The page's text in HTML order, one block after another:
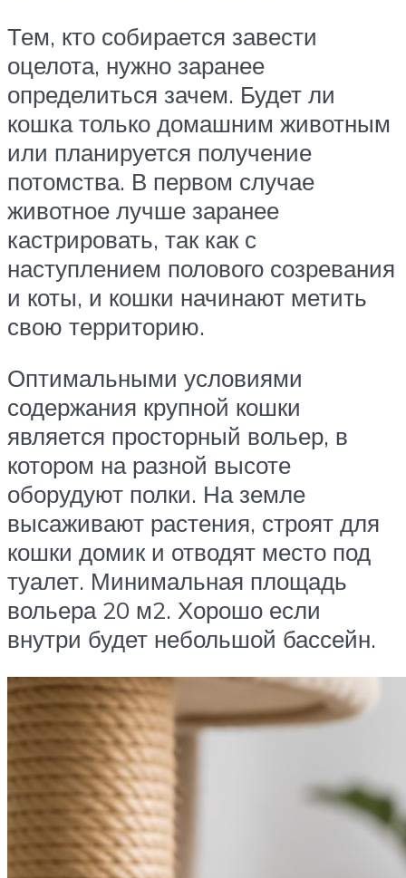
Тем, кто собирается завести
оцелота, нужно заранее
определиться зачем. Будет ли
кошка только домашним животным
или планируется получение
потомства. В первом случае
животное лучше заранее
кастрировать, так как с
наступлением полового созревания
и коты, и кошки начинают метить
свою территорию.
Оптимальными условиями
содержания крупной кошки
является просторный вольер, в
котором на разной высоте
оборудуют полки. На земле
высаживают растения, строят для
кошки домик и отводят место под
туалет. Минимальная площадь
вольера 20 м2. Хорошо если
внутри будет небольшой бассейн.